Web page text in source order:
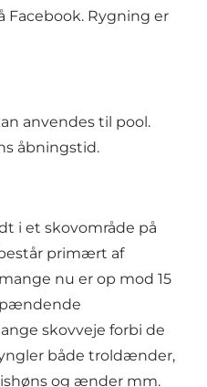
Facebook. Rygning er
anvendes til pool.
åbningstid.
i et skovområde på
primært af
nu er op mod 15
skovveje forbi de
både troldænder,
og ænder mm.